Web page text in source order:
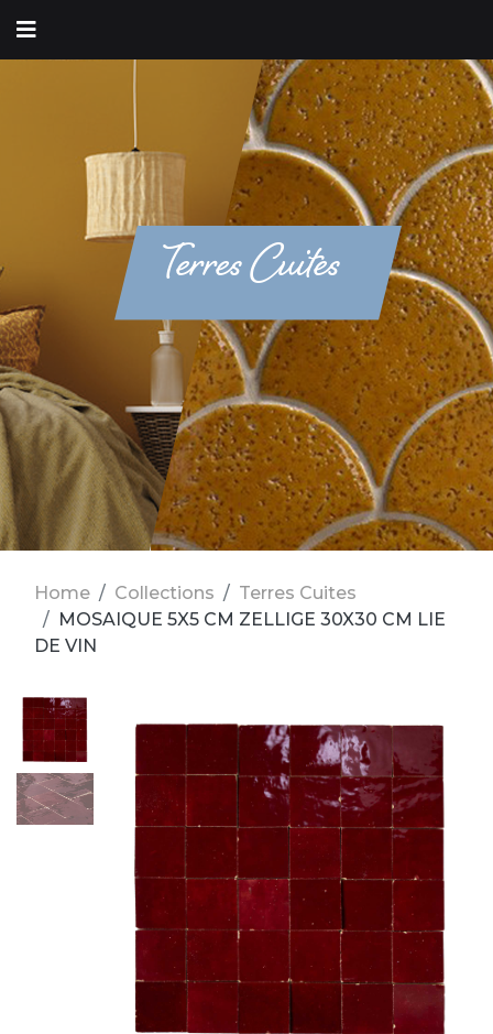
Terres Cuites
Home Collections
Terres Cuites
MOSAIQUE 5X5 CM ZELLIGE 30X30 CM LIE
DE VIN